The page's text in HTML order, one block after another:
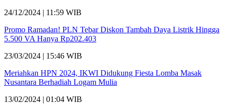
24/12/2024 | 11:59 WIB
Promo Ramadan! PLN Tebar Diskon Tambah Daya Listrik Hingga
5.500 VA Hanya Rp202.403
23/03/2024 | 15:46 WIB
Meriahkan HPN 2024, IKWI Didukung Fiesta Lomba Masak
Nusantara Berhadiah Logam Mulia
13/02/2024 | 01:04 WIB